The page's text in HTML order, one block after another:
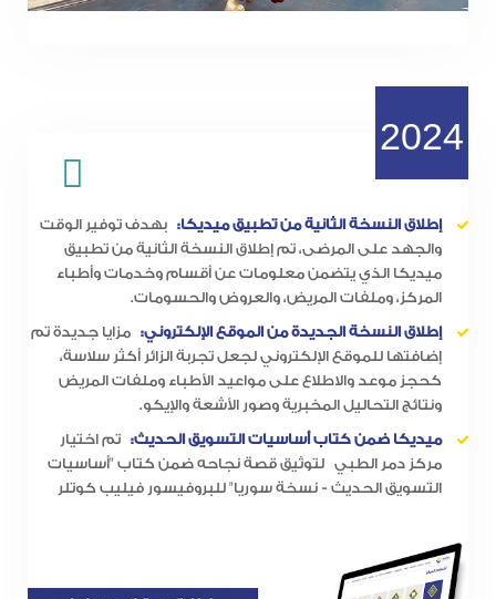
2024
إطلاق النسخة الثانية من تطبيق ميديكا: بهدف توفير الوقت
والجهد على المرضى، تم إطلاق النسخة الثانية من تطبيق
ميديكا الذي يتضمن معلومات عن أقسام وخدمات وأطباء
المركز، وملفات المريض، والعروض والحسومات.
إطلاق النسخة الجديدة من الموقع الإلكتروني: مزايا جديدة تم
إضافتها للموقع الإلكتروني لجعل تجربة الزائر أكثر سلاسة،
كحجز موعد والاطلاع على مواعيد الأطباء وملفات المريض
ونتائج التحاليل المخبرية وصور الأشعة والإيكو.
ميديكا ضمن كتاب أساسيات التسويق الحديث: تم اختيار
مركز دمر الطبي لتوثيق قصة نجاحه ضمن كتاب "أساسيات
التسويق الحديث - نسخة سوريا" للبروفيسور فيليب كوتلر